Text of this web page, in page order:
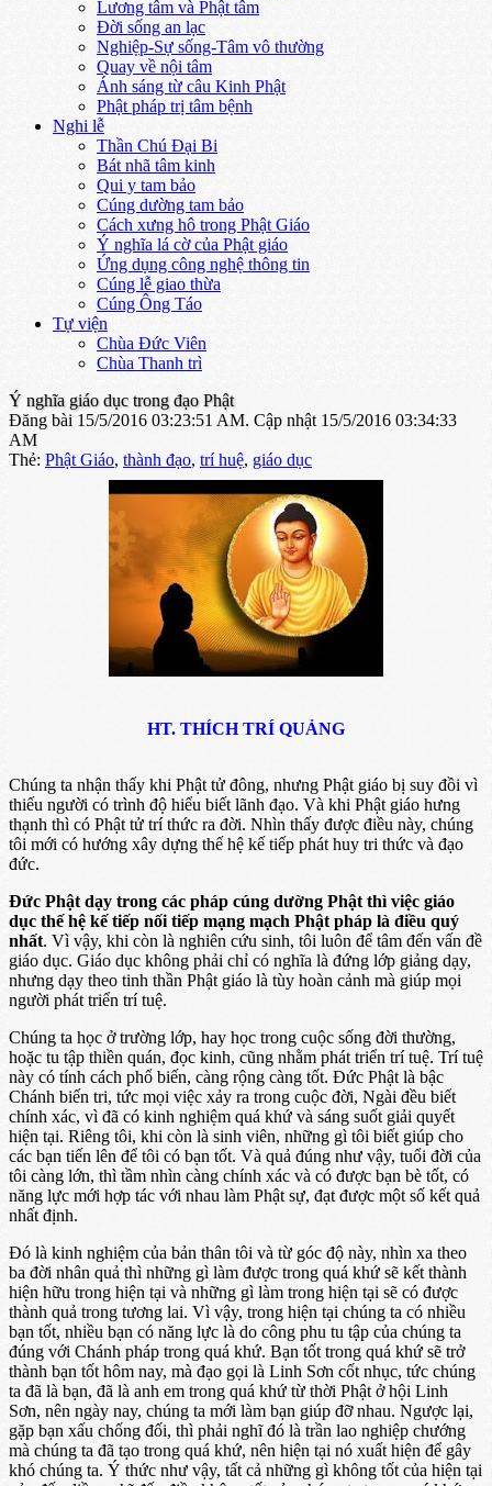
Lương tâm và Phật tâm
Đời sống an lạc
Nghiệp-Sự sống-Tâm vô thường
Quay về nội tâm
Ánh sáng từ câu Kinh Phật
Phật pháp trị tâm bệnh
Nghi lễ
Thần Chú Đại Bi
Bát nhã tâm kinh
Qui y tam bảo
Cúng dường tam bảo
Cách xưng hô trong Phật Giáo
Ý nghĩa lá cờ của Phật giáo
Ứng dụng công nghệ thông tin
Cúng lễ giao thừa
Cúng Ông Táo
Tự viện
Chùa Đức Viên
Chùa Thanh trì
Ý nghĩa giáo dục trong đạo Phật
Đăng bài 15/5/2016 03:23:51 AM. Cập nhật 15/5/2016 03:34:33
AM
Thẻ: Phật Giáo, thành đạo, trí huệ, giáo dục
HT. THÍCH TRÍ QUẢNG
Chúng ta nhận thấy khi Phật tử đông, nhưng Phật giáo bị suy đồi vì
thiếu người có trình độ hiểu biết lãnh đạo. Và khi Phật giáo hưng
thạnh thì có Phật tử trí thức ra đời. Nhìn thấy được điều này, chúng
tôi mới có hướng xây dựng thế hệ kế tiếp phát huy tri thức và đạo
đức.
Đức Phật dạy trong các pháp cúng dường Phật thì việc giáo
dục thế hệ kế tiếp nối tiếp mạng mạch Phật pháp là điều quý
nhất. Vì vậy, khi còn là nghiên cứu sinh, tôi luôn để tâm đến vấn đề
giáo dục. Giáo dục không phải chỉ có nghĩa là đứng lớp giảng dạy,
nhưng dạy theo tinh thần Phật giáo là tùy hoàn cảnh mà giúp mọi
người phát triển trí tuệ.
Chúng ta học ở trường lớp, hay học trong cuộc sống đời thường,
hoặc tu tập thiền quán, đọc kinh, cũng nhằm phát triển trí tuệ. Trí tuệ
này có tính cách phổ biến, càng rộng càng tốt. Đức Phật là bậc
Chánh biến tri, tức mọi việc xảy ra trong cuộc đời, Ngài đều biết
chính xác, vì đã có kinh nghiệm quá khứ và sáng suốt giải quyết
hiện tại. Riêng tôi, khi còn là sinh viên, những gì tôi biết giúp cho
các bạn tiến lên để tôi có bạn tốt. Và quả đúng như vậy, tuổi đời của
tôi càng lớn, thì tầm nhìn càng chính xác và có được bạn bè tốt, có
năng lực mới hợp tác với nhau làm Phật sự, đạt được một số kết quả
nhất định.
Đó là kinh nghiệm của bản thân tôi và từ góc độ này, nhìn xa theo
ba đời nhân quả thì những gì làm được trong quá khứ sẽ kết thành
hiện hữu trong hiện tại và những gì làm trong hiện tại sẽ có được
thành quả trong tương lai. Vì vậy, trong hiện tại chúng ta có nhiều
bạn tốt, nhiều bạn có năng lực là do công phu tu tập của chúng ta
đúng với Chánh pháp trong quá khứ. Bạn tốt trong quá khứ sẽ trở
thành bạn tốt hôm nay, mà đạo gọi là Linh Sơn cốt nhục, tức chúng
ta đã là bạn, đã là anh em trong quá khứ từ thời Phật ở hội Linh
Sơn, nên ngày nay, chúng ta mới làm bạn giúp đỡ nhau. Ngược lại,
gặp bạn xấu chống đối, thì phải nghĩ đó là trần lao nghiệp chướng
mà chúng ta đã tạo trong quá khứ, nên hiện tại nó xuất hiện để gây
khó chúng ta. Ý thức như vậy, tất cả những gì không tốt của hiện tại